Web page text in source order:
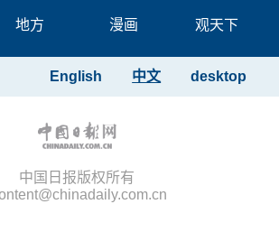
地方 漫画 观天下
desktop
中文
English
中国日报版权所有